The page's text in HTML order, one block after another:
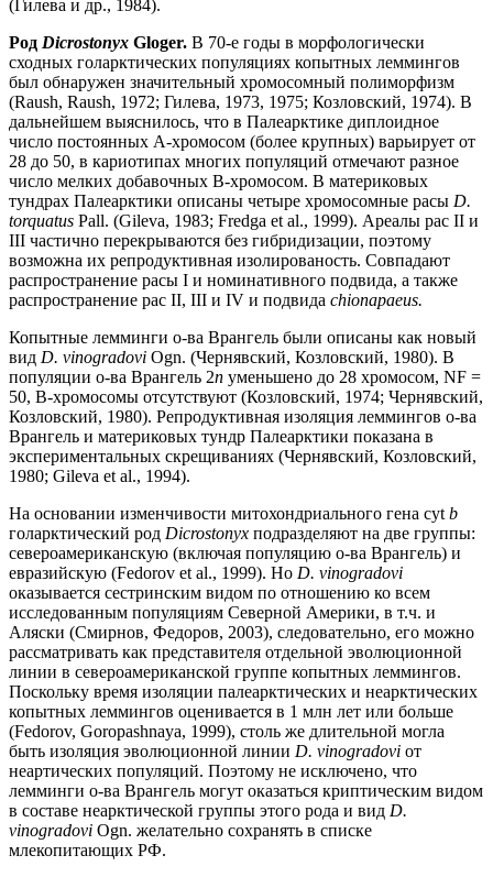
(Гилева и др., 1984).
Род Dicrostonyx Gloger. В 70-е годы в морфологически
сходных голарктических популяциях копытных леммингов
был обнаружен значительный хромосомный полиморфизм
(Raush, Raush, 1972; Гилева, 1973, 1975; Козловский, 1974). В
дальнейшем выяснилось, что в Палеарктике диплоидное
число постоянных А-хромосом (более крупных) варьирует от
28 до 50, в кариотипах многих популяций отмечают разное
число мелких добавочных В-хромосом. В материковых
тундрах Палеарктики описаны четыре хромосомные расы D.
torquatus Pall. (Gileva, 1983; Fredga et al., 1999). Ареалы рас II и
III частично перекрываются без гибридизации, поэтому
возможна их репродуктивная изолированость. Совпадают
распространение расы I и номинативного подвида, а также
распространение рас II, III и IV и подвида chionapaeus.
Копытные лемминги о-ва Врангель были описаны как новый
вид D. vinogradovi Ogn. (Чернявский, Козловский, 1980). В
популяции о-ва Врангель 2n уменьшено до 28 хромосом, NF =
50, В-хромосомы отсутствуют (Козловский, 1974; Чернявский,
Козловский, 1980). Репродуктивная изоляция леммингов о-ва
Врангель и материковых тундр Палеарктики показана в
экспериментальных скрещиваниях (Чернявский, Козловский,
1980; Gileva et al., 1994).
На основании изменчивости митохондриального гена cyt b
голарктический род Dicrostonyx подразделяют на две группы:
североамериканскую (включая популяцию о-ва Врангель) и
евразийскую (Fedorov et al., 1999). Но D. vinogradovi
оказывается сестринским видом по отношению ко всем
исследованным популяциям Северной Америки, в т.ч. и
Аляски (Смирнов, Федоров, 2003), следовательно, его можно
рассматривать как представителя отдельной эволюционной
линии в североамериканской группе копытных леммингов.
Поскольку время изоляции палеарктических и неарктических
копытных леммингов оценивается в 1 млн лет или больше
(Fedorov, Goropashnaya, 1999), столь же длительной могла
быть изоляция эволюционной линии D. vinogradovi от
неартических популяций. Поэтому не исключено, что
лемминги о-ва Врангель могут оказаться криптическим видом
в составе неарктической группы этого рода и вид D.
vinogradovi Ogn. желательно сохранять в списке
млекопитающих РФ.